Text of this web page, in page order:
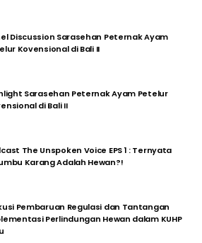
Discussion Sarasehan Peternak Ayam
Kovensional di Bali II
Sarasehan Peternak Ayam Petelur
di Bali II
The Unspoken Voice EPS 1 : Ternyata
Karang Adalah Hewan?!
Pembaruan Regulasi dan Tantangan
Perlindungan Hewan dalam KUHP